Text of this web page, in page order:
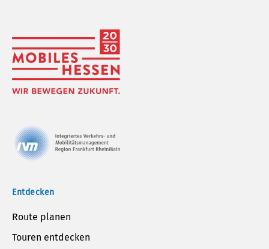
Entdecken
Route planen
Touren entdecken